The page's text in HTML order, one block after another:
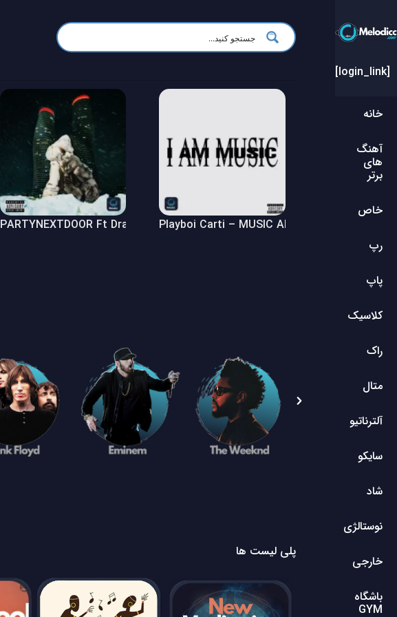
[login_link]
خانه
آهنگ
های
برتر
خاص
رپ
پاپ
کلاسیک
راک
متال
آلترناتیو
سایکو
شاد
نوستالژی
خارجی
باشگاه
GYM
Playboi Carti – MUSIC Album
PARTYNEXTDOOR Ft Drake – $ome $exy $ongs 4 U Album
پلی لیست ها